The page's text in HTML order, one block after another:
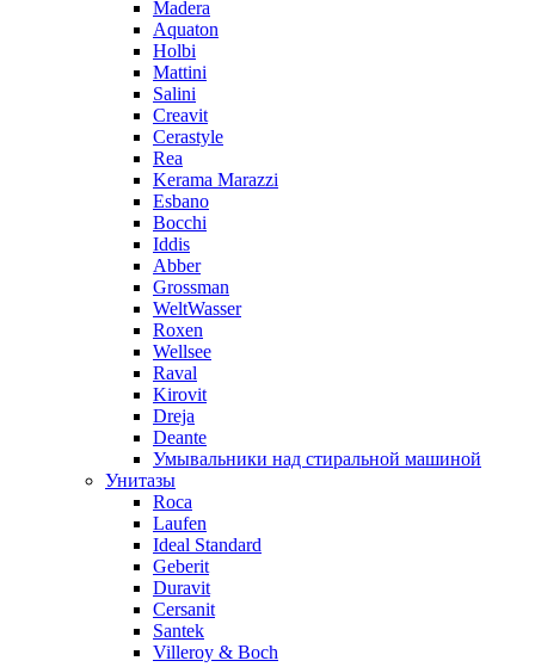
Madera
Aquaton
Holbi
Mattini
Salini
Creavit
Cerastyle
Rea
Kerama Marazzi
Esbano
Bocchi
Iddis
Abber
Grossman
WeltWasser
Roxen
Wellsee
Raval
Kirovit
Dreja
Deante
Умывальники над стиральной машиной
Унитазы
Roca
Laufen
Ideal Standard
Geberit
Duravit
Cersanit
Santek
Villeroy & Boch